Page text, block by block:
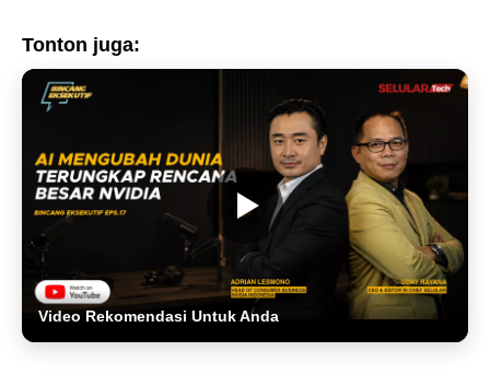
Tonton juga:
Video Rekomendasi Untuk Anda